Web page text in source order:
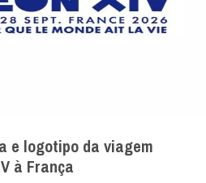
e logotipo da viagem
à França